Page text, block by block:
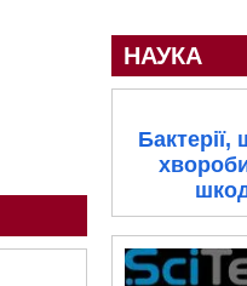
НАУКА